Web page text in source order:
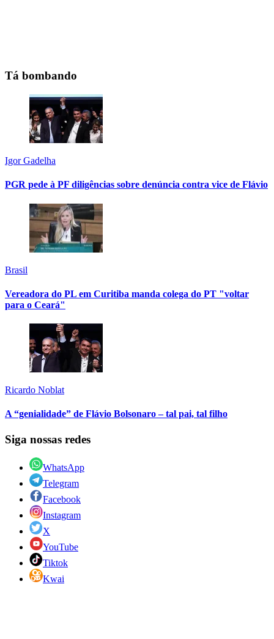
Tá bombando
Igor Gadelha
PGR pede à PF diligências sobre denúncia contra vice de Flávio
Brasil
Vereadora do PL em Curitiba manda colega do PT "voltar
para o Ceará"
Ricardo Noblat
A “genialidade” de Flávio Bolsonaro – tal pai, tal filho
Siga nossas redes
WhatsApp
Telegram
Facebook
Instagram
X
YouTube
Tiktok
Kwai